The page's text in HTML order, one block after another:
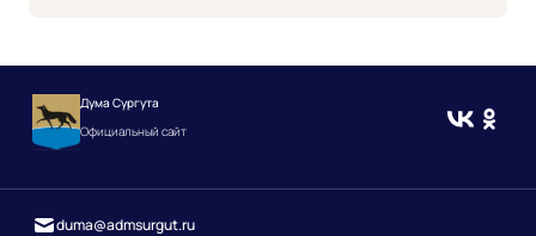
Дума Сургута
Официальный сайт
duma@admsurgut.ru